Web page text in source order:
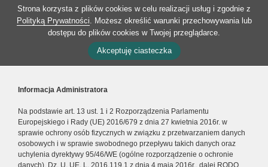
Strona korzysta z plików cookies w celu realizacji usług i zgodnie z
Polityką Prywatności. Możesz określić warunki przechowywania lub
dostępu do plików cookies w Twojej przeglądarce.
Akceptuję ciasteczka
Informacja Administratora
Na podstawie art. 13 ust. 1 i 2 Rozporządzenia Parlamentu
Europejskiego i Rady (UE) 2016/679 z dnia 27 kwietnia 2016r. w
sprawie ochrony osób fizycznych w związku z przetwarzaniem danych
osobowych i w sprawie swobodnego przepływu takich danych oraz
uchylenia dyrektywy 95/46/WE (ogólne rozporządzenie o ochronie
danych), Dz. U. UE. L. 2016.119.1 z dnia 4 maja 2016r., dalej RODO